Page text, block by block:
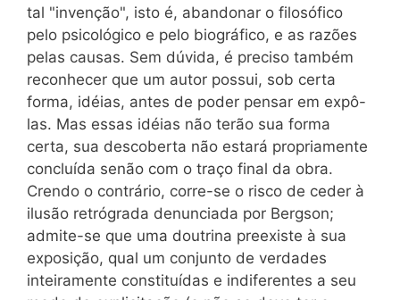
tal "invenção", isto é, abandonar o filosófico
pelo psicológico e pelo biográfico, e as razões
pelas causas. Sem dúvida, é preciso também
reconhecer que um autor possui, sob certa
forma, idéias, antes de poder pensar em expô-
las. Mas essas idéias não terão sua forma
certa, sua descoberta não estará propriamente
concluída senão com o traço final da obra.
Crendo o contrário, corre-se o risco de ceder à
ilusão retrógrada denunciada por Bergson;
admite-se que uma doutrina preexiste à sua
exposição, qual um conjunto de verdades
inteiramente constituídas e indiferentes a seu